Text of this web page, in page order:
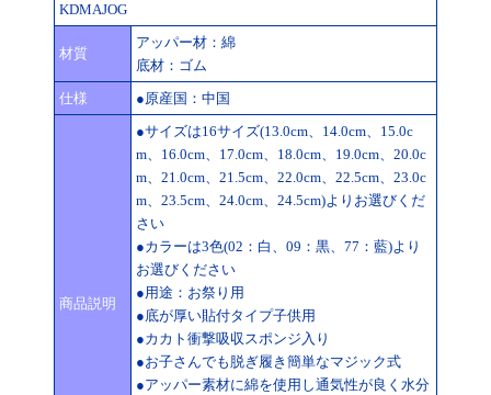
KDMAJOG
材質
アッパー材：綿
底材：ゴム
仕様
●原産国：中国
商品説明
●サイズは16サイズ(13.0cm、14.0cm、15.0c
m、16.0cm、17.0cm、18.0cm、19.0cm、20.0c
m、21.0cm、21.5cm、22.0cm、22.5cm、23.0c
m、23.5cm、24.0cm、24.5cm)よりお選びくだ
さい
●カラーは3色(02：白、09：黒、77：藍)より
お選びください
●用途：お祭り用
●底が厚い貼付タイプ子供用
●カカト衝撃吸収スポンジ入り
●お子さんでも脱ぎ履き簡単なマジック式
●アッパー素材に綿を使用し通気性が良く水分